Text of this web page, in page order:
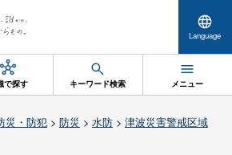
Language
で探す キーワード検索 メニュー
災・防犯> 防災 > 水防> 津波災害警戒区域